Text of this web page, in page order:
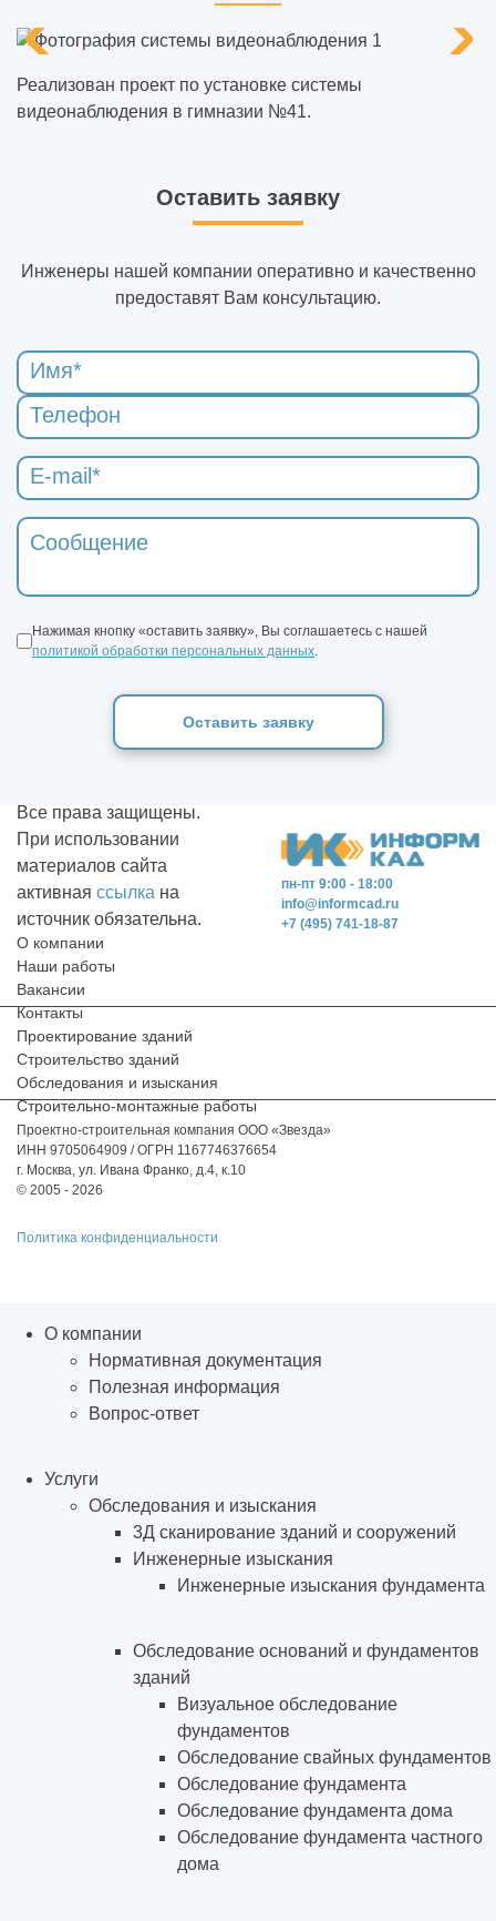
Реализован проект по установке системы
видеонаблюдения в гимназии №41.
Оставить заявку
Инженеры нашей компании оперативно и качественно
предоставят Вам консультацию.
Нажимая кнопку «оставить заявку», Вы соглашаетесь с нашей
политикой обработки персональных данных
Оставить заявку
пн-пт 9:00 - 18:00
+7 (495) 741-18-87
info@informcad.ru
О компании
Наши работы
Вакансии
Контакты
Проектирование зданий
Строительство зданий
Обследования и изыскания
Строительно-монтажные работы
Проектно-строительная компания ООО «Звезда»
ИНН 9705064909 / ОГРН 1167746376654
г. Москва, ул. Ивана Франко, д.4, к.10
© 2005 - 2026
Политика конфиденциальности
Все права защищены.
При использовании
материалов сайта
активная ссылка на
источник обязательна.
О компании
Нормативная документация
Полезная информация
Вопрос-ответ
Услуги
Обследования и изыскания
3Д сканирование зданий и сооружений
Инженерные изыскания
Инженерные изыскания фундамента
Обследование оснований и фундаментов
зданий
Визуальное обследование
фундаментов
Обследование свайных фундаментов
Обследование фундамента
Обследование фундамента дома
Обследование фундамента частного
дома